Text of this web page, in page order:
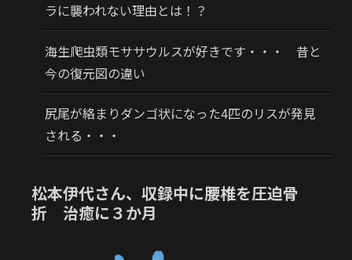
ラに襲われない理由とは！？
海生爬虫類モササウルスが好きです・・・ 昔と
今の復元図の違い
尻尾が絡まりダンゴ状になった4匹のリスが発見
される・・・
松本伊代さん、収録中に腰椎を圧迫骨
折 治癒に３か月